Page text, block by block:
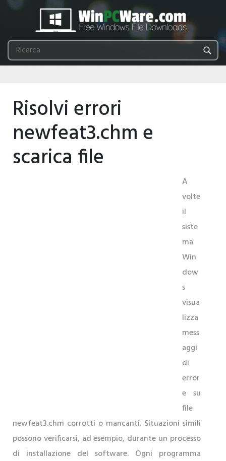
Risolvi errori
newfeat3.chm e
scarica file
A
volte
il
siste
ma
Win
dow
s
visua
lizza
mess
aggi
di
error
e su
file
newfeat3.chm corrotti o mancanti. Situazioni simili
possono verificarsi, ad esempio, durante un processo
di installazione del software. Ogni programma